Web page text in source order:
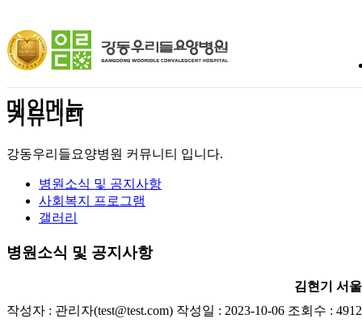
메인메뉴
커뮤니티
강동우리들요양병원 커뮤니티 입니다.
병원소식 및 공지사항
사회복지 프로그램
갤러리
병원소식 및 공지사항
김현기 서
작성자 : 관리자(test@test.com) 작성일 : 2023-10-06 조회수 : 4912